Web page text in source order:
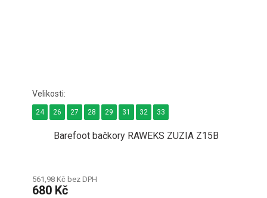
Barefoot bačkory RAWEKS ZUZIA Z15B
561,98 Kč bez DPH
680 Kč
24 26 27 28 29 31 32 33